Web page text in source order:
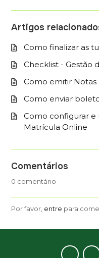
Artigos
Como finalizar as
Checklist - Gestão
Como emitir Notas
Como enviar
Como configurar e
Matrícula Online
Comentários
0 comentário
Por favor, entre para